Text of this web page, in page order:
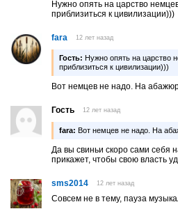
Нужно опять на царство
приблизиться к цивилизации)))
fara 12 лет назад
Гость: Нужно опять на царство
приблизиться к цивилизации)))
Вот немцев не надо. На
Гость 12 лет назад
fara: Вот немцев не надо. На
Да вы свиньи скоро сами себя
прикажет, чтобы свою власть
sms2014 12 лет назад
Совсем не в тему, пауза